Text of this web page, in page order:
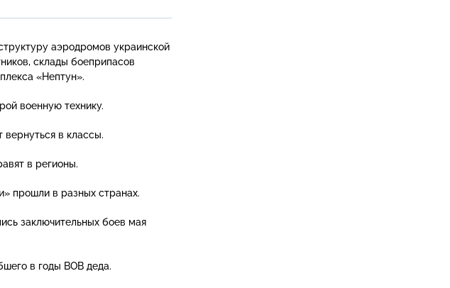
аэродромов украинской
склады боеприпасов
«Нептун».
военную технику.
в классы.
в регионы.
прошли в разных странах.
заключительных боев мая
в годы ВОВ деда.